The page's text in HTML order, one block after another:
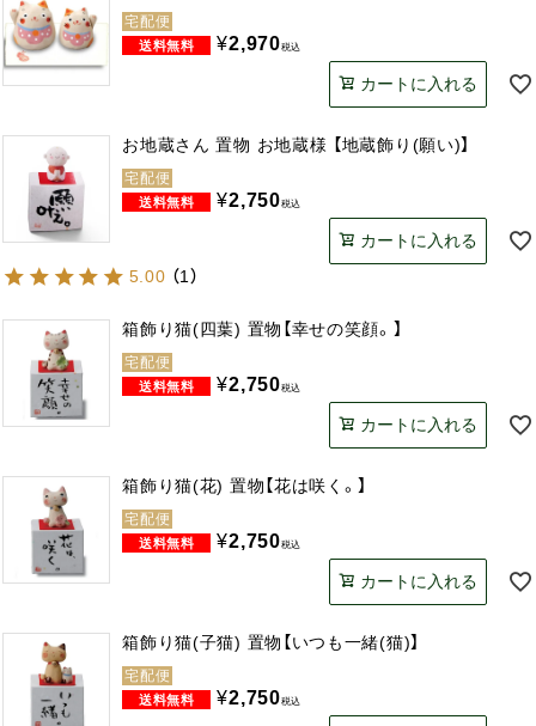
宅配便
¥2,970税込
カートに入れる
お地蔵さん 置物 お地蔵様 【地蔵飾り(願い)】
宅配便
¥2,750税込
カートに入れる
5.00 （1）
箱飾り猫(四葉) 置物【幸せの笑顔。】
宅配便
¥2,750税込
カートに入れる
箱飾り猫(花) 置物【花は咲く。】
宅配便
¥2,750税込
カートに入れる
箱飾り猫(子猫) 置物【いつも一緒(猫)】
宅配便
¥2,750税込